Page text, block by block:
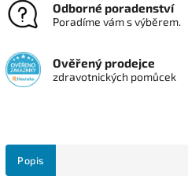
Odborné poradenství
Poradíme vám s výběrem.
Ověřený prodejce
zdravotnických pomůcek
Popis